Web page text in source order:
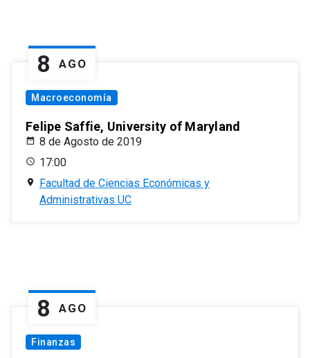
8 AGO
Macroeconomía
Felipe Saffie, University of Maryland
8 de Agosto de 2019
17:00
Facultad de Ciencias Económicas y
Administrativas UC
8 AGO
Finanzas